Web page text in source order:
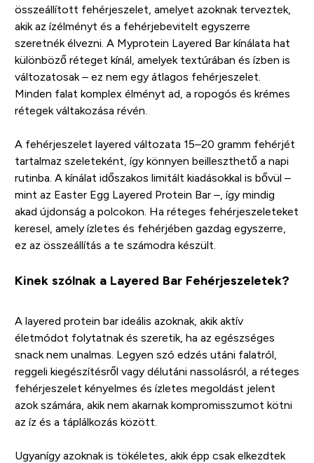
összeállított fehérjeszelet, amelyet azoknak terveztek,
akik az ízélményt és a fehérjebevitelt egyszerre
szeretnék élvezni. A Myprotein Layered Bar kínálata hat
különböző réteget kínál, amelyek textúrában és ízben is
változatosak – ez nem egy átlagos fehérjeszelet.
Minden falat komplex élményt ad, a ropogós és krémes
rétegek váltakozása révén.
A fehérjeszelet layered változata 15–20 gramm fehérjét
tartalmaz szeleteként, így könnyen beilleszthető a napi
rutinba. A kínálat időszakos limitált kiadásokkal is bővül –
mint az Easter Egg Layered Protein Bar –, így mindig
akad újdonság a polcokon. Ha réteges fehérjeszeleteket
keresel, amely ízletes és fehérjében gazdag egyszerre,
ez az összeállítás a te számodra készült.
Kinek szólnak a Layered Bar Fehérjeszeletek?
A layered protein bar ideális azoknak, akik aktív
életmódot folytatnak és szeretik, ha az egészséges
snack nem unalmas. Legyen szó edzés utáni falatról,
reggeli kiegészítésről vagy délutáni nassolásról, a réteges
fehérjeszelet kényelmes és ízletes megoldást jelent
azok számára, akik nem akarnak kompromisszumot kötni
az íz és a táplálkozás között.
Ugyanígy azoknak is tökéletes, akik épp csak elkezdtek